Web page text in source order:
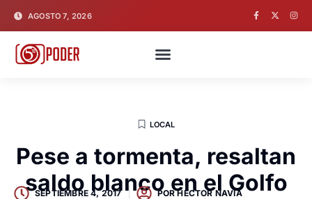
AGOSTO 7, 2026
LOCAL
Pese a tormenta, resaltan
saldo blanco en el Golfo
SEPTIEMBRE 4, 2017 PORHECTOR NAVIA